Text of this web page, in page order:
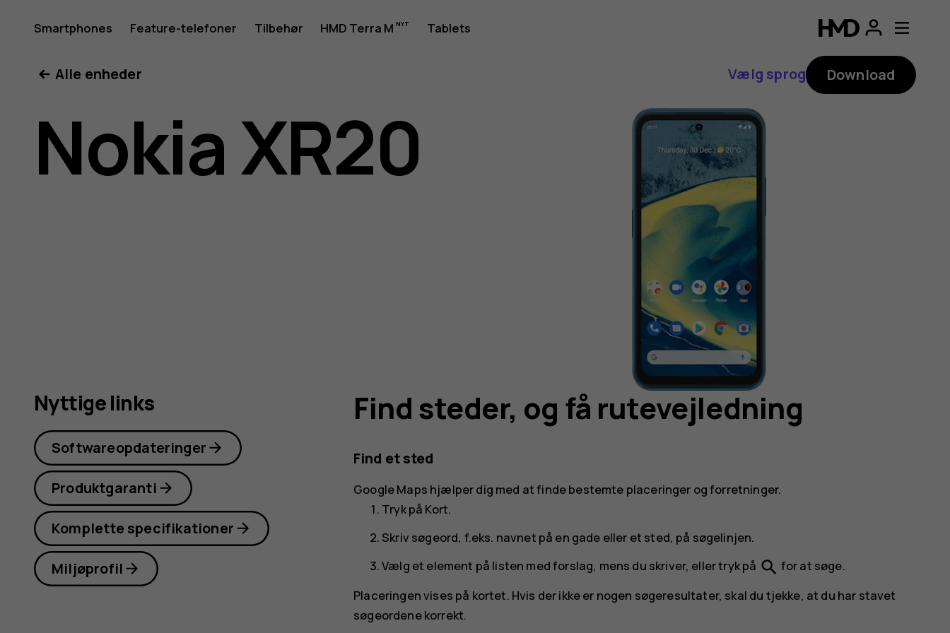
Brugervejledning
til
Nokia
Smartphones Feature-telefoner Tilbehør HMD Terra M Tablets
Alle enheder Vælg sprog Download
Nokia XR20
Find steder, og få rutevejledning
Find et sted
Google Maps hjælper dig med at finde bestemte placeringer og forretninger.
Tryk på Kort.
Skriv søgeord, f.eks. navnet på en gade eller et sted, på søgelinjen.
Vælg et element på listen med forslag, mens du skriver, eller tryk på search for at søge.
Placeringen vises på kortet. Hvis der ikke er nogen søgeresultater, skal du tjekke, at du har stavet
søgeordene korrekt.
Nyttige links
Softwareopdateringer
Produktgaranti
Komplette specifikationer
Miljøprofil